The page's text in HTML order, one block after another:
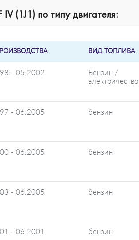
(1J1) по типу двигателя:
ВИД ТОПЛИВА
- 05.2002
Бензин /
электричество
- 06.2005 бензин
- 06.2005 бензин
- 06.2005 бензин
- 06.2001 бензин